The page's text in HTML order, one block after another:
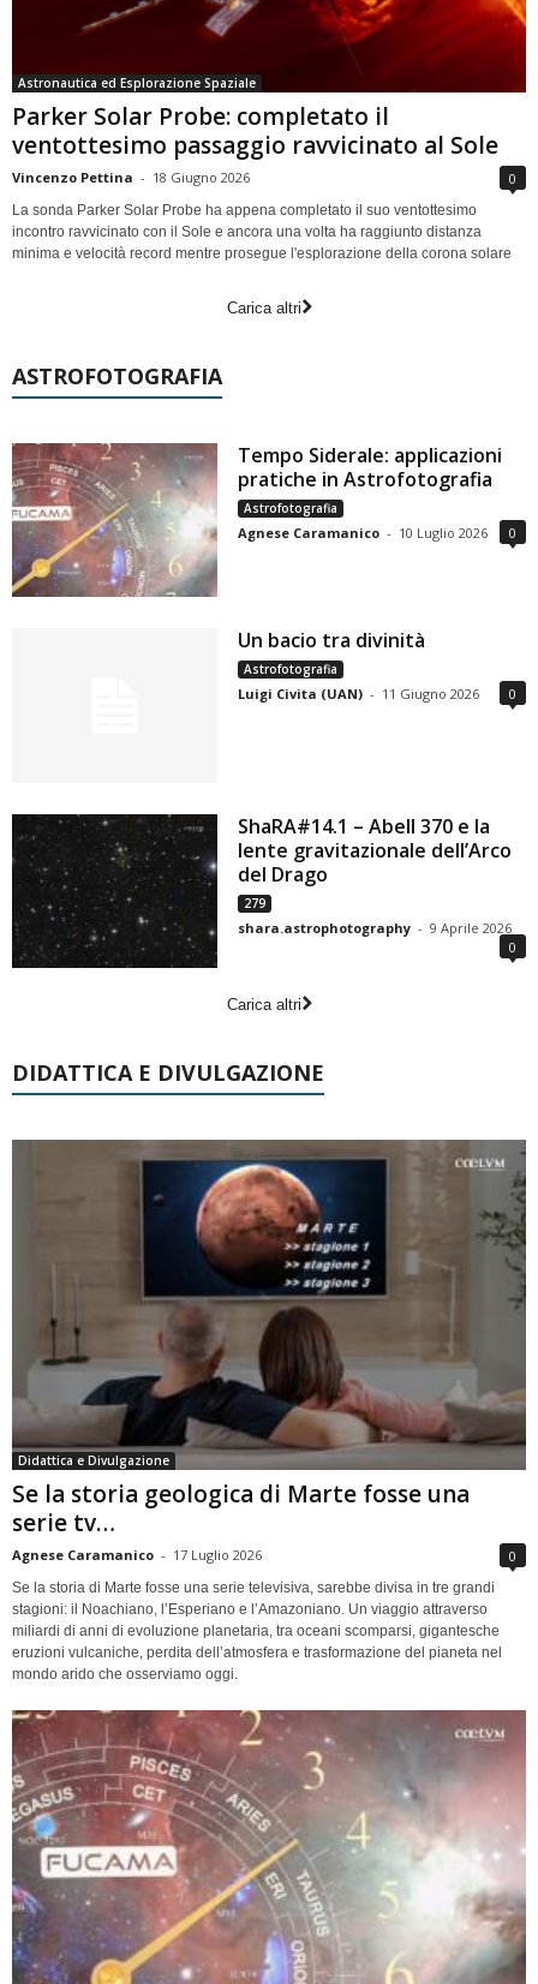
Astronautica ed Esplorazione Spaziale
Parker Solar Probe: completato il
ventottesimo passaggio ravvicinato al Sole
Vincenzo Pettina - 18 Giugno 2026 0
La sonda Parker Solar Probe ha appena completato il suo ventottesimo
incontro ravvicinato con il Sole e ancora una volta ha raggiunto distanza
minima e velocità record mentre prosegue l'esplorazione della corona solare
Carica altri
ASTROFOTOGRAFIA
Tempo Siderale: applicazioni
pratiche in Astrofotografia
Astrofotografia
Agnese Caramanico - 10 Luglio 2026 0
Un bacio tra divinità
Astrofotografia
Luigi Civita (UAN) - 11 Giugno 2026 0
ShaRA#14.1 – Abell 370 e la
lente gravitazionale dell’Arco
del Drago
279
shara.astrophotography - 9 Aprile 2026
0
Carica altri
DIDATTICA E DIVULGAZIONE
Didattica e Divulgazione
Se la storia geologica di Marte fosse una
serie tv…
Agnese Caramanico - 17 Luglio 2026 0
Se la storia di Marte fosse una serie televisiva, sarebbe divisa in tre grandi
stagioni: il Noachiano, l’Esperiano e l’Amazoniano. Un viaggio attraverso
miliardi di anni di evoluzione planetaria, tra oceani scomparsi, gigantesche
eruzioni vulcaniche, perdita dell’atmosfera e trasformazione del pianeta nel
mondo arido che osserviamo oggi.